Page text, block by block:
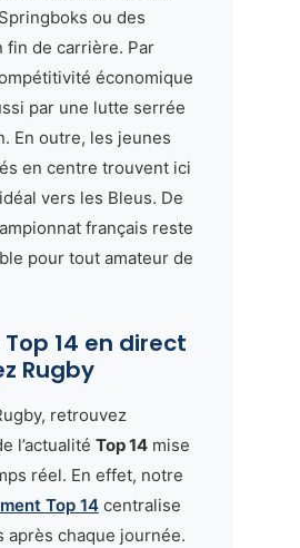
ou des
fin de carrière. Par
économique
par une lutte serrée
En outre, les jeunes
en centre trouvent ici
vers les Bleus. De
français reste
pour tout amateur de
Top 14 en direct
Rugby
retrouvez
l’actualité Top 14mise
réel. En effet, notre
Top 14centralise
après chaque journée.